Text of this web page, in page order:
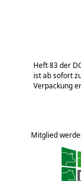
Heft 83 der
ist ab sofort
Verpackung
Mitglied